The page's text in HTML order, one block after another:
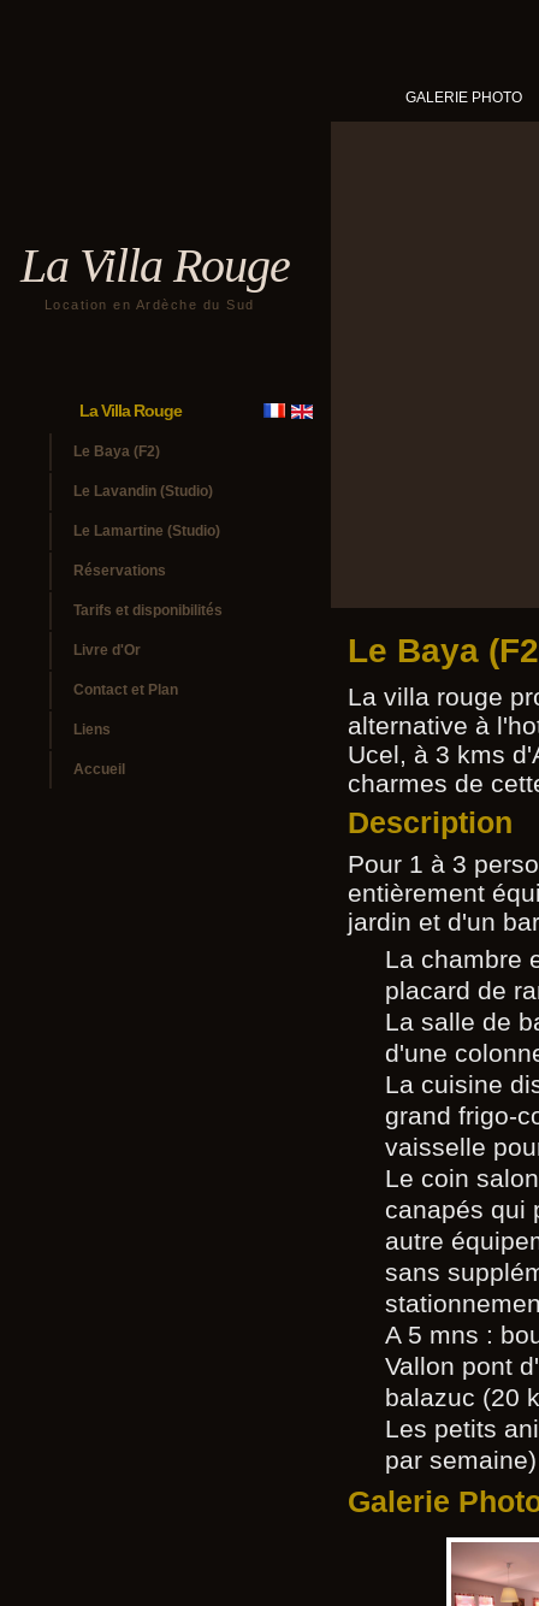
GALERIE PHOTO
La Villa Rouge
Location en Ardèche du Sud
La Villa Rouge
Le Baya (F2)
Le Lavandin (Studio)
Le Lamartine (Studio)
Réservations
Tarifs et disponibilités
Livre d'Or
Contact et Plan
Liens
Accueil
Le Baya
La villa rouge
alternative à
Ucel, à 3 kms
charmes de
Description
Pour 1 à 3
entièrement
jardin et d'un
La chambre
placard de
La salle de
d'une
La cuisine
grand frigo-
vaisselle
Le coin
canapés qui
autre
sans
A 5 mns :
Vallon pont
balazuc (20
Les petits
par semaine)
Galerie